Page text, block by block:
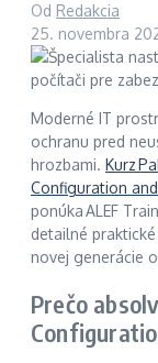
Od Redakcia
25. novembra
Moderné IT
ochranu pred
hrozbami. Kurz
Configuration
ponúka ALEF
detailné
novej generácie
Prečo